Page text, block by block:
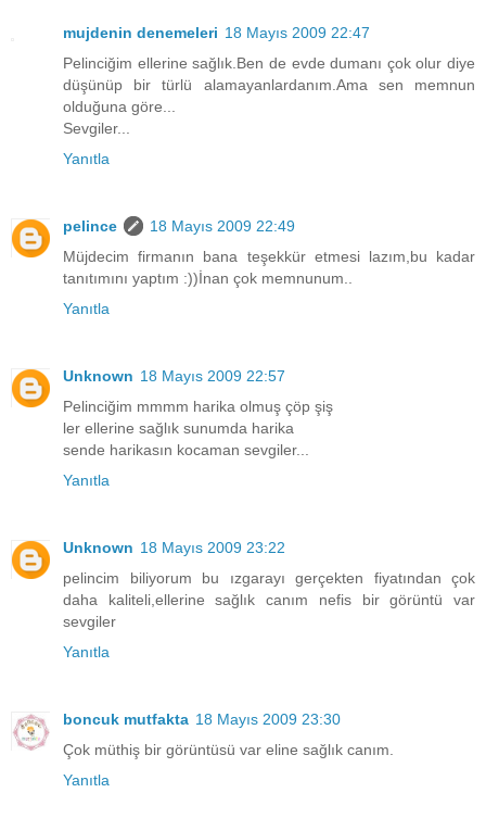
mujdenin denemeleri 18 Mayıs 2009 22:47
Pelinciğim ellerine sağlık.Ben de evde dumanı çok olur diye
düşünüp bir türlü alamayanlardanım.Ama sen memnun
olduğuna göre...
Sevgiler...
Yanıtla
pelince
18 Mayıs 2009 22:49
Müjdecim firmanın bana teşekkür etmesi lazım,bu kadar
tanıtımını yaptım :))İnan çok memnunum..
Yanıtla
Unknown 18 Mayıs 2009 22:57
Pelinciğim mmmm harika olmuş çöp şiş
ler ellerine sağlık sunumda harika
sende harikasın kocaman sevgiler...
Yanıtla
Unknown 18 Mayıs 2009 23:22
pelincim biliyorum bu ızgarayı gerçekten fiyatından çok
daha kaliteli,ellerine sağlık canım nefis bir görüntü var
sevgiler
Yanıtla
boncuk mutfakta 18 Mayıs 2009 23:30
Çok müthiş bir görüntüsü var eline sağlık canım.
Yanıtla